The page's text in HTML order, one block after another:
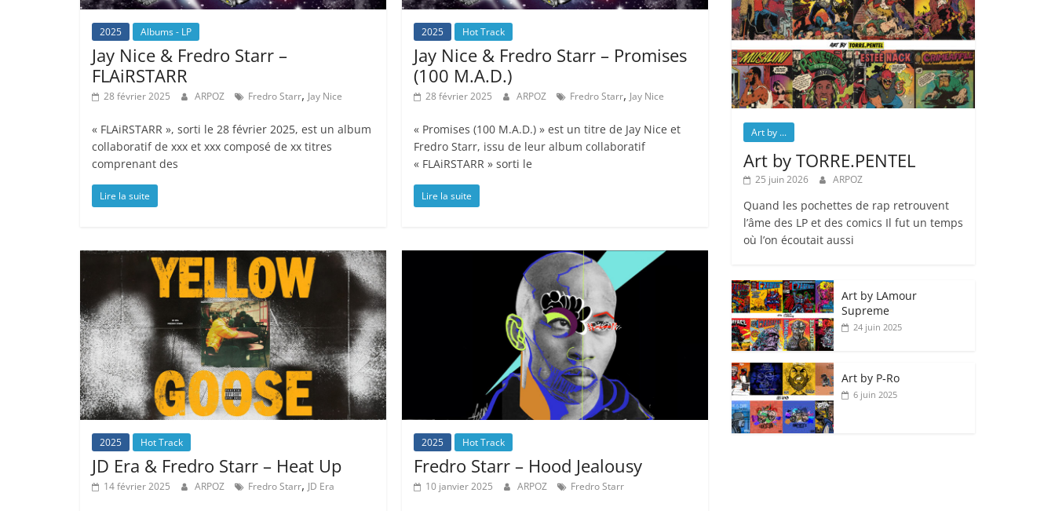
2025 Albums - LP
Jay Nice & Fredro Starr –
FLAiRSTARR
28 février 2025 ARPOZ Fredro Starr, Jay Nice
« FLAiRSTARR », sorti le 28 février 2025, est un album
collaboratif de xxx et xxx composé de xx titres
comprenant des
Lire la suite
2025 Hot Track
Jay Nice & Fredro Starr – Promises
(100 M.A.D.)
28 février 2025 ARPOZ Fredro Starr, Jay Nice
« Promises (100 M.A.D.) » est un titre de Jay Nice et
Fredro Starr, issu de leur album collaboratif
« FLAiRSTARR » sorti le
Lire la suite
2025 Hot Track
JD Era & Fredro Starr – Heat Up
14 février 2025 ARPOZ Fredro Starr, JD Era
2025 Hot Track
Fredro Starr – Hood Jealousy
10 janvier 2025 ARPOZ Fredro Starr
Art by ...
Art by TORRE.PENTEL
25 juin 2026 ARPOZ
Quand les pochettes de rap retrouvent
l’âme des LP et des comics Il fut un temps
où l’on écoutait aussi
Art by LAmour
Supreme
24 juin 2025
Art by P‑Ro
6 juin 2025